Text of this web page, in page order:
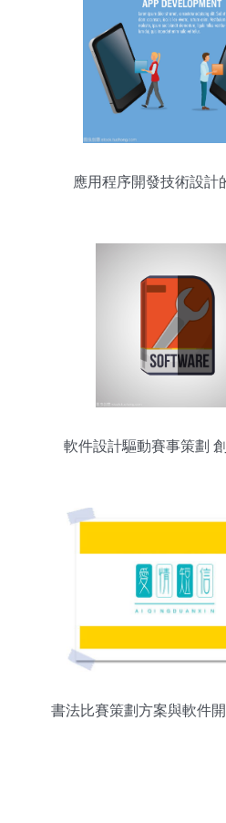
應用程序開發技術設計
軟件設計驅動賽事策劃
書法比賽策劃方案與軟件